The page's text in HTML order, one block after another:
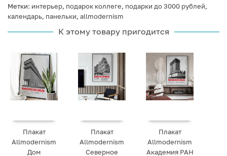
Метки: интерьер, подарок коллеге, подарки до 3000 рублей,
календарь, панельки, allmodernism
К этому товару пригодится
Плакат
Allmodernism
Дом
Плакат
Allmodernism
Северное
Плакат
Allmodernism
Академия РАН